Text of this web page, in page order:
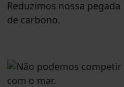
Reduzimos nossa pegada
de carbono.